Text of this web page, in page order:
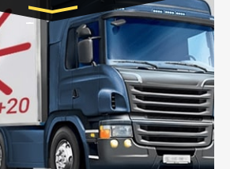
Транспорт:
тонны), Бычок, Еврофура от 5 до
10 тонн
от 6000 руб.
перевозки грузов с
режима, работающим
обработкой кузова и мед.